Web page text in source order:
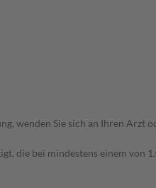
wenden Sie sich an Ihren Arzt
die bei mindestens einem von